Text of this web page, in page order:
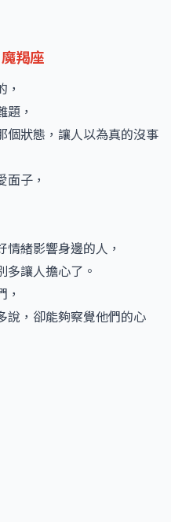
羯座
，
個狀態，讓人以為真的沒事
子，
緒影響身邊的人，
多讓人擔心了。
說，卻能夠察覺他們的心